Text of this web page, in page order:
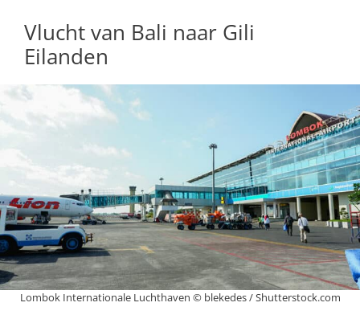
Vlucht van Bali naar Gili
Eilanden
Lombok Internationale Luchthaven © blekedes / Shutterstock.com